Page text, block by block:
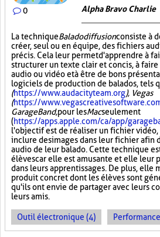
0 Alpha Bravo Charlie
La techniqueBaladodiffusionconsiste à
créer, seul ou en équipe, des fichiers
précis. Cela leur permet d'apprendre à
structurer un texte clair et concis, à
audio ou vidéo et à être de bons
logiciels de production de balados, tels
(https://www.audacityteam.org), Vegas
(https://
GarageBand,pour lesMacseulement
(https://apps.apple.com/ca/app/
l'objectif est de réaliser un fichier
inclure des images dans leur fichier afin
audio de leur balado. Cette technique
élèves car elle est amusante et elle leur
dans leurs apprentissages. De plus, elle
produit concret dont les élèves sont
qu'ils ont envie de partager avec leurs
leurs amis.
Outil électronique (4)